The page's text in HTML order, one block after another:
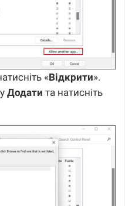
«Відкрити».
Додати та натисніть